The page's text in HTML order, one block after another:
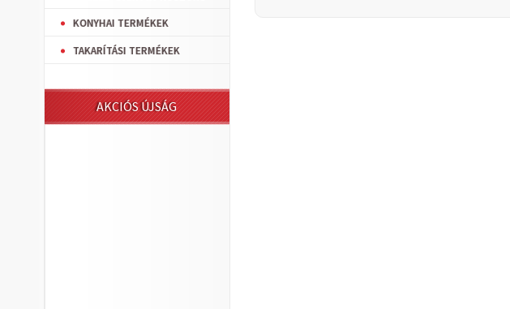
KONYHAI TERMÉKEK
TAKARÍTÁSI TERMÉKEK
AKCIÓS ÚJSÁG